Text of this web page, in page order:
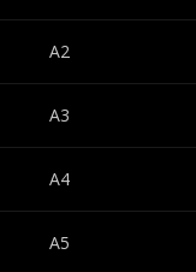
A2
A3
A4
A5